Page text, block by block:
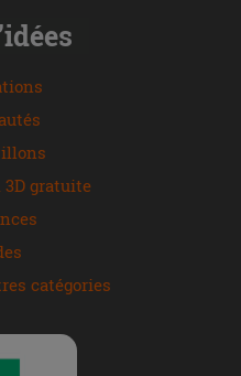
gratuite
catégories